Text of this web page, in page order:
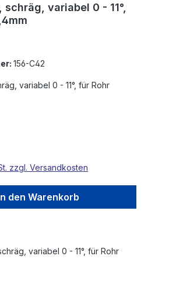
variabel 0 - 11°,
156-C42
variabel 0 - 11°, für Rohr
zzgl. Versandkosten
den Warenkorb